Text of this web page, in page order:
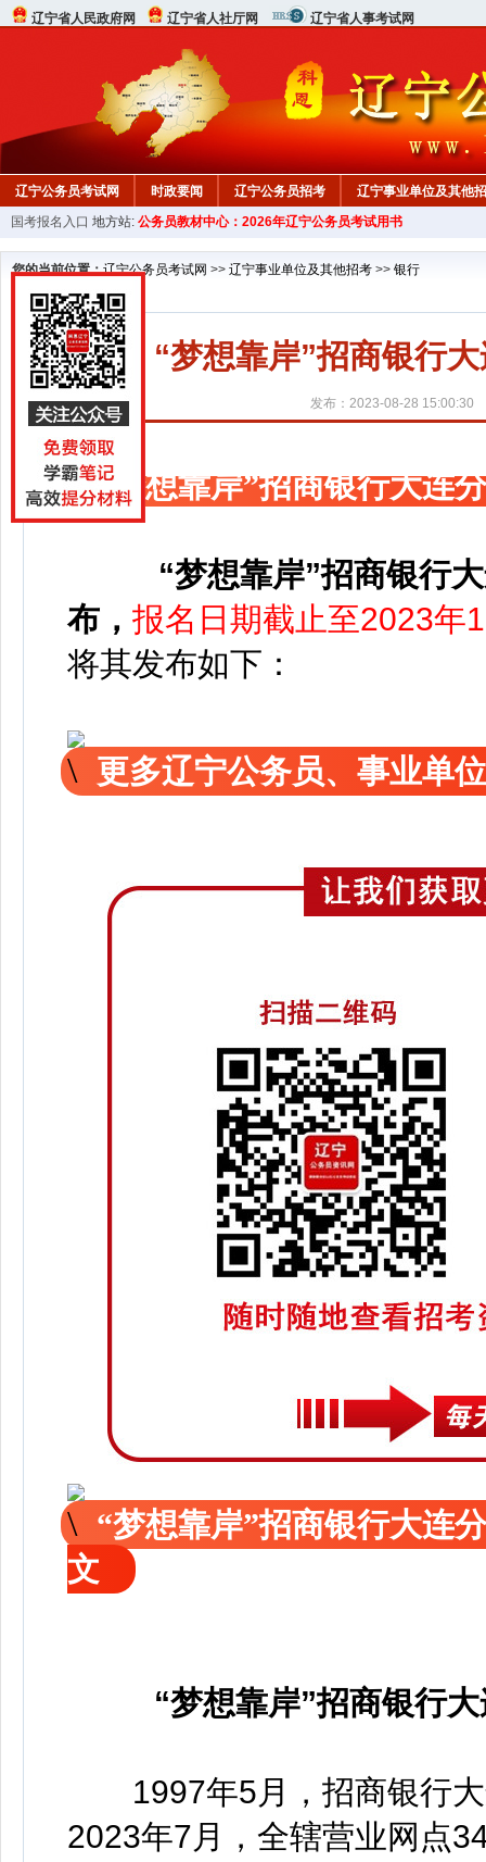
辽宁省人民政府网 辽宁省人社厅网 辽宁省人事考试网
辽宁公务员考试网 时政要闻 辽宁公务员招考 辽宁事业单位及其他
在线咨询 教材中心
国考报名入口 地方站: 公务员教材中心：2026年辽宁公务员考试用书
您的当前位置：辽宁公务员考试网 >> 辽宁事业单位及其他招考 >> 银行
“梦想靠岸”招商银行
发布：2023-08-28 15:00:30
“梦想靠岸”招商银行大连
“梦想靠岸”招商银行
布， 报名日期截止至2023年
将其发布如下：
更多辽宁公务员、事业单
“梦想靠岸”招商银行大连
文
“梦想靠岸”招商银行
1997年5月，招商银行大
2023年7月，全辖营业网点